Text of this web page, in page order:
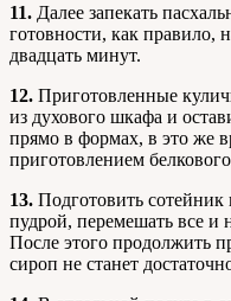
11. Далее запекать
готовности, как правило,
двадцать минут.
12. Приготовленные
из духового шкафа и
прямо в формах, в это же
приготовлением
13. Подготовить
пудрой, перемешать все и
После этого продолжить
сироп не станет